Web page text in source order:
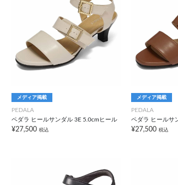
メディア掲載
PEDALA
ペダラ ヒールサンダル 3E 5.0cmヒール
¥27,500 税込
メディア掲載
PEDALA
ペダラ ヒールサ
¥27,500 税込